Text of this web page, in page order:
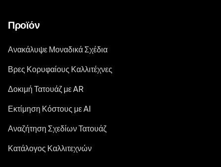
Προϊόν
Ανακάλυψε Μοναδικά Σχέδια
Βρες Κορυφαίους Καλλιτέχνες
Δοκιμή Τατουάζ με AR
Εκτίμηση Κόστους με AI
Αναζήτηση Σχεδίων Τατουάζ
Κατάλογος Καλλιτεχνών